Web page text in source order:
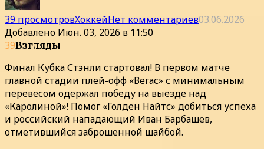
39 просмотровХоккейНет комментариев03.06.2026
Добавлено Июн. 03, 2026 в 11:50
39Взгляды
Финал Кубка Стэнли стартовал! В первом матче
главной стадии плей-офф «Вегас» с минимальным
перевесом одержал победу на выезде над
«Каролиной»! Помог «Голден Найтс» добиться успеха
и российский нападающий Иван Барбашев,
отметившийся заброшенной шайбой.